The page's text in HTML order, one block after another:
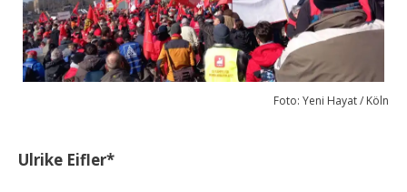
Foto: Yeni Hayat / Köln
Ulrike Eifler*